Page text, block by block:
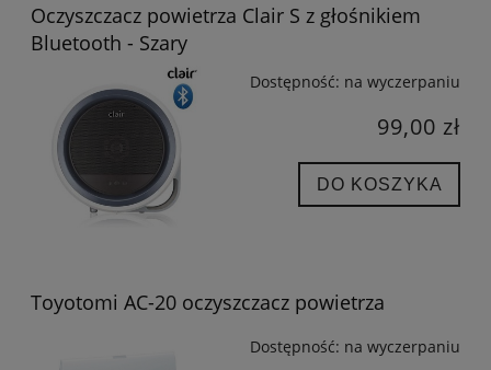
Oczyszczacz powietrza Clair S z głośnikiem
Bluetooth - Szary
Dostępność: na wyczerpaniu
99,00 zł
DO KOSZYKA
Toyotomi AC-20 oczyszczacz powietrza
Dostępność: na wyczerpaniu